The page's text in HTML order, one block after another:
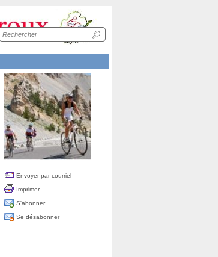
Envoyer par courriel
Imprimer
S'abonner
Se désabonner